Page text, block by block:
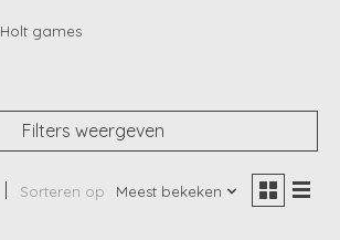
Holt games
Filters weergeven
Sorteren op Meest bekeken